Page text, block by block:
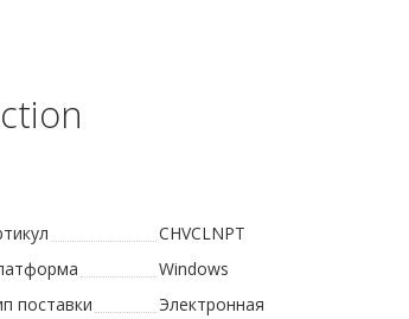
CHVCLNPT
Windows
поставки
Электронная